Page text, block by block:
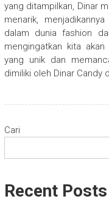
yang ditampilkan, Dinar
menarik,
dalam dunia fashion
mengingatkan kita
yang unik dan
dimiliki oleh Dinar Candy
Cari
Recent Posts